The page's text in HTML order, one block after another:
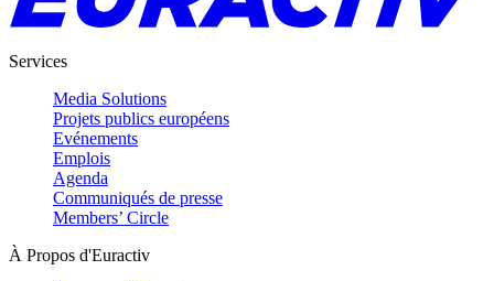
Services
Media Solutions
Projets publics européens
Evénements
Emplois
Agenda
Communiqués de presse
Members’ Circle
À Propos d'Euractiv